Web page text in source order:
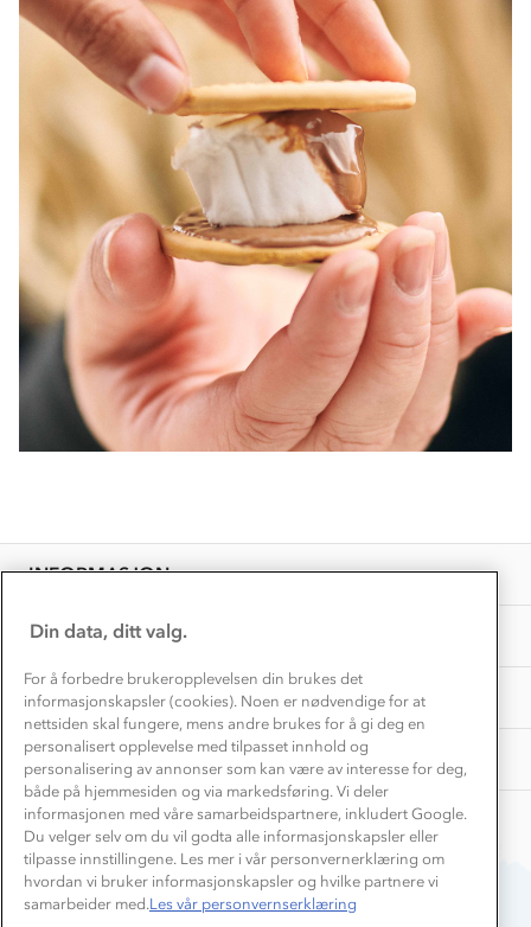
INFORMASJON
Kundeservice
Kontakt oss
Konkurransevinnere
Kundeklubb
Våre butikker
Presse
OM OSS
Om Stormberg
Verdigrunnlag
Klima og miljø
Etisk handel
Dyreetikk
1% til samfunnet
Inkludering
Samarbeide med oss?
TIPS OG RÅD
Trelagsprinsippet barn
Alt du trenger til Norgesferien
Dette trenger du til barnehagen
Gravidklær
Hvordan velge riktig turtøy?
Store størrelser
Turmat oppskrifter
Beredskap
AKTIVITETER
Norgesferie 🇳🇴
Overnatte utendørs⛺
Leirskole 🥾
Barnehageansatt
Tips til hyttetur
Din data, ditt valg.
For å forbedre brukeropplevelsen din brukes det
informasjonskapsler (cookies). Noen er nødvendige for at
nettsiden skal fungere, mens andre brukes for å gi deg en
personalisert opplevelse med tilpasset innhold og
personalisering av annonser som kan være av interesse for deg,
både på hjemmesiden og via markedsføring. Vi deler
informasjonen med våre samarbeidspartnere, inkludert Google.
Du velger selv om du vil godta alle informasjonskapsler eller
tilpasse innstillingene. Les mer i vår personvernerklæring om
hvordan vi bruker informasjonskapsler og hvilke partnere vi
samarbeider med.Les vår personvernserklæring